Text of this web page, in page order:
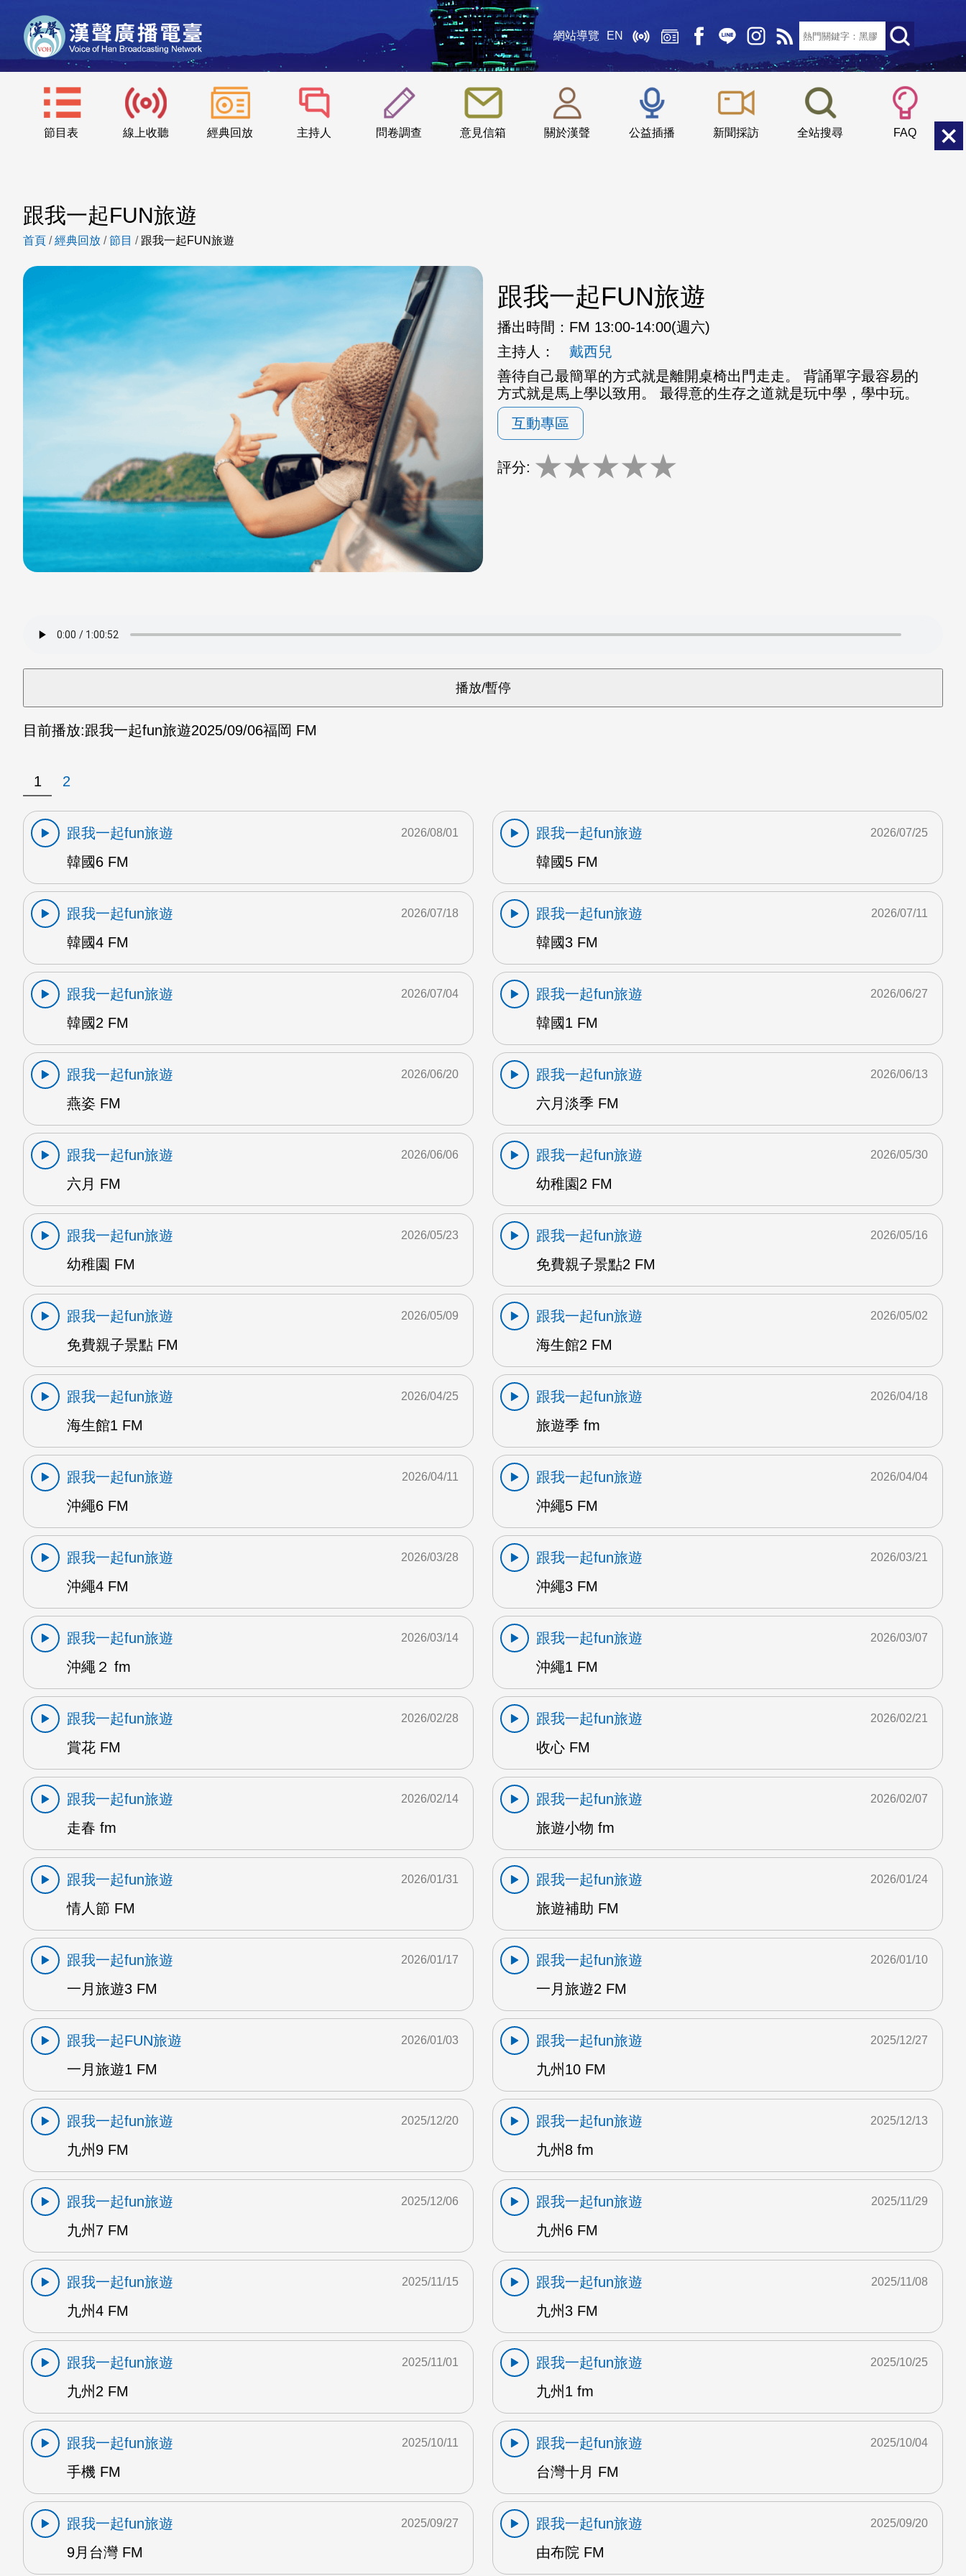
網站導覽 EN
節目表 線上收聽 經典回放 主持人 問卷調查 意見信箱 關於漢聲 公益插播 新聞採訪 全站搜尋 FAQ
::: 小 中
跟我一起FUN旅遊
首頁 /經典回放 /節目 / 跟我一起FUN旅遊
跟我一起FUN旅遊
播出時間： FM 13:00-14:00(週六)
主持人：
戴西兒
善待自己最簡單的方式就是離開桌椅出門走走。 背誦單字最容易的
方式就是馬上學以致用。 最得意的生存之道就是玩中學，學中玩。
互動專區
評分: ★★★★★
目前播放:跟我一起fun旅遊2025/09/06福岡 FM
1 2
跟我一起fun旅遊
韓國6 FM
2026/08/01
跟我一起fun旅遊
韓國5 FM
2026/07/25
跟我一起fun旅遊
韓國4 FM
2026/07/18
跟我一起fun旅遊
韓國3 FM
2026/07/11
跟我一起fun旅遊
韓國2 FM
2026/07/04
跟我一起fun旅遊
韓國1 FM
2026/06/27
跟我一起fun旅遊
燕姿 FM
2026/06/20
跟我一起fun旅遊
六月淡季 FM
2026/06/13
跟我一起fun旅遊
六月 FM
2026/06/06
跟我一起fun旅遊
幼稚園2 FM
2026/05/30
跟我一起fun旅遊
幼稚園 FM
2026/05/23
跟我一起fun旅遊
免費親子景點2 FM
2026/05/16
跟我一起fun旅遊
免費親子景點 FM
2026/05/09
跟我一起fun旅遊
海生館2 FM
2026/05/02
跟我一起fun旅遊
海生館1 FM
2026/04/25
跟我一起fun旅遊
旅遊季 fm
2026/04/18
跟我一起fun旅遊
沖繩6 FM
2026/04/11
跟我一起fun旅遊
沖繩5 FM
2026/04/04
跟我一起fun旅遊
沖繩4 FM
2026/03/28
跟我一起fun旅遊
沖繩3 FM
2026/03/21
跟我一起fun旅遊
沖繩２ fm
2026/03/14
跟我一起fun旅遊
沖繩1 FM
2026/03/07
跟我一起fun旅遊
賞花 FM
2026/02/28
跟我一起fun旅遊
收心 FM
2026/02/21
跟我一起fun旅遊
走春 fm
2026/02/14
跟我一起fun旅遊
旅遊小物 fm
2026/02/07
跟我一起fun旅遊
情人節 FM
2026/01/31
跟我一起fun旅遊
旅遊補助 FM
2026/01/24
跟我一起fun旅遊
一月旅遊3 FM
2026/01/17
跟我一起fun旅遊
一月旅遊2 FM
2026/01/10
跟我一起FUN旅遊
一月旅遊1 FM
2026/01/03
跟我一起fun旅遊
九州10 FM
2025/12/27
跟我一起fun旅遊
九州9 FM
2025/12/20
跟我一起fun旅遊
九州8 fm
2025/12/13
跟我一起fun旅遊
九州7 FM
2025/12/06
跟我一起fun旅遊
九州6 FM
2025/11/29
跟我一起fun旅遊
九州4 FM
2025/11/15
跟我一起fun旅遊
九州3 FM
2025/11/08
跟我一起fun旅遊
九州2 FM
2025/11/01
跟我一起fun旅遊
九州1 fm
2025/10/25
跟我一起fun旅遊
手機 FM
2025/10/11
跟我一起fun旅遊
台灣十月 FM
2025/10/04
跟我一起fun旅遊
9月台灣 FM
2025/09/27
跟我一起fun旅遊
由布院 FM
2025/09/20